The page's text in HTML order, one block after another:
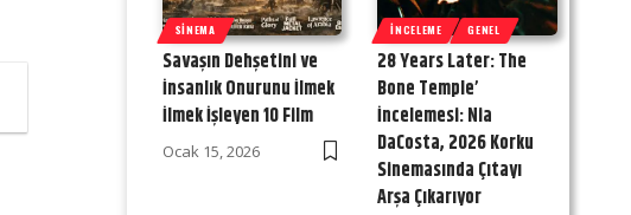
SINEMA
Savaşın Dehşetini ve
İnsanlık Onurunu İlmek
İlmek İşleyen 10 Film
Ocak 15, 2026
İNCELEME GENEL
28 Years Later: The
Bone Temple’
İncelemesi: Nia
DaCosta, 2026 Korku
Sinemasında Çıtayı
Arşa Çıkarıyor